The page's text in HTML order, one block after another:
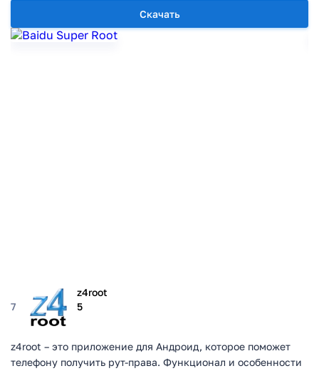
Скачать
7
z4root
5
z4root – это приложение для Андроид, которое поможет
телефону получить рут-права. Функционал и особенности